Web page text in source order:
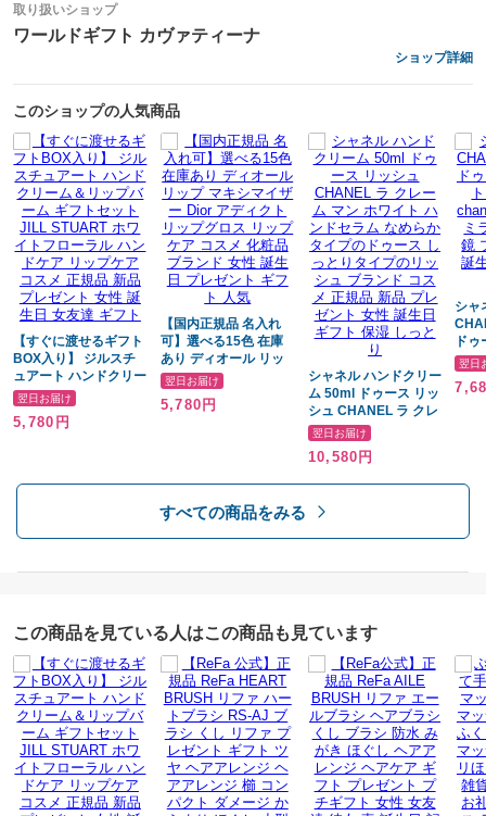
■【紙袋をGETする】でショップバッグをプレゼント！
お渡しの際にも便利なショップバッグを
プルダウンにて【GETする】とご選択頂くと
一緒にお届けさせて頂いております。
ご入用のお客様はぜひご利用くださいませ。
※予告なくデザインが変更になる場合がございます。
内容量
本体：50ml
直接のお届けやお急ぎギフトにも最適
ハンドクリーム
・ホワイトデーのお返し
・ご友人の誕生日プレゼント
・お母様にプレゼント
・実用的な自分用のプレゼント
・職場の同僚
・退職される上司へのプレゼント
・様々なお祝い
取り扱いショップ
ワールドギフト カヴァティーナ
ショップ詳細
このショップの人気商品
【すぐに渡せるギフト
BOX入り】 ジルスチ
ュアート ハンドクリー
ム＆リップバーム ギフ
トセット JILL
STUART ホワイトフ
翌日お届け
5,780円
【国内正規品 名入れ
可】選べる15色 在庫
あり ディオール リッ
プ マキシマイザー
Dior アディクト リッ
プグロス リップケア
翌日お届け
5,780円
シャネル ハンドクリー
ム 50ml ドゥース リッ
シュ CHANEL ラ クレ
ーム マン ホワイト ハ
ンドセラム なめらかタ
イプのドゥース しっと
新品 プレゼント 女性
翌日お届け
10,580円
シャ
ド
鏡
折り
翌日
すべての商品をみる
この商品を見ている人はこの商品も見ています